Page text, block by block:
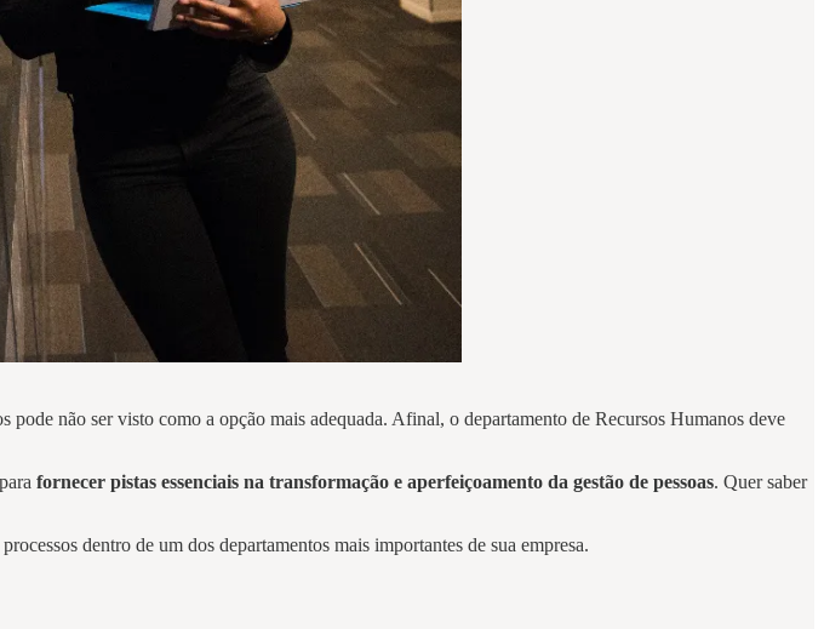
não ser visto como a opção mais adequada. Afinal, o departamento de Recursos Humanos deve
fornecer pistas essenciais na transformação e aperfeiçoamento da gestão de pessoas. Quer saber
dentro de um dos departamentos mais importantes de sua empresa.